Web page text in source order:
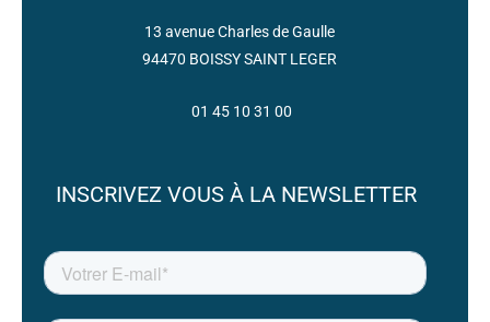
13 avenue Charles de Gaulle
94470 BOISSY SAINT LEGER
01 45 10 31 00
INSCRIVEZ VOUS À LA NEWSLETTER